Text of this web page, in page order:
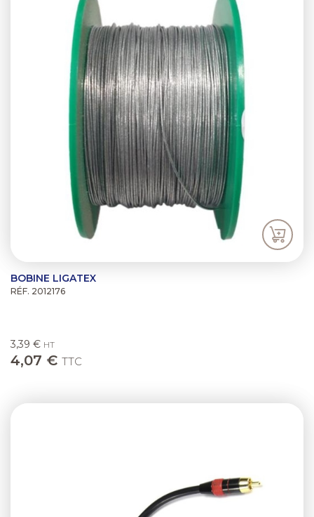
BOBINE LIGATEX
RÉF. 2012176
3,39 € HT
4,07 € TTC